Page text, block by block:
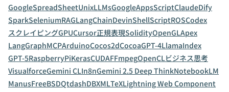
GoogleSpreadSheetUnixLLMsGoogleAppsScriptClaudeDify
SparkSeleniumRAGLangChainDevinShellScriptROSCodex
スクレイピングGPUCursor正規表現SolidityOpenGLApex
LangGraphMCPArduinoCocos2dCocoaGPT-4LlamaIndex
GPT-5RaspberryPiKerasCUDAFFmpegOpenCLビジネス思考
VisualforceGemini CLIn8nGemini 2.5 Deep ThinkNotebookLM
ManusFreeBSDQtdashDBXMLTeXLightning Web Component